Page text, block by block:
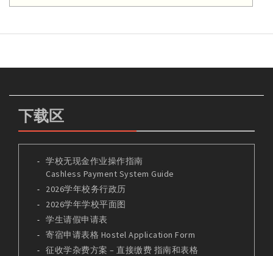
下载区
学校无现金作业操作指南
Cashless Payment System Guide
2026学年校务行政历
2026学年学校平面图
学生请假申请表
寄宿申请表格 Hostel Application Form
征收学杂费方案 – 直接缴费 指南和表格